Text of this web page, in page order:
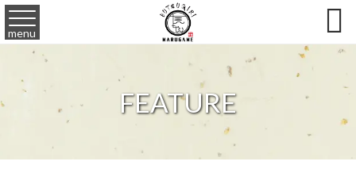
menu 
FEATURE